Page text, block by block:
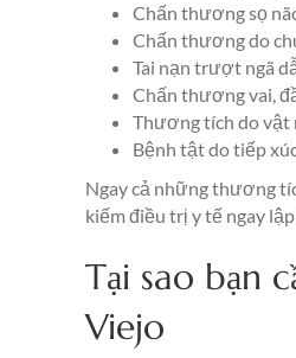
Chấn thương sọ
Chấn thương do
Tai nạn trượt ngã
Chấn thương vai,
Thương tích do vật
Bệnh tật do tiếp
Ngay cả những thương
kiếm điều trị y tế ngay
Tại sao bạn
Viejo